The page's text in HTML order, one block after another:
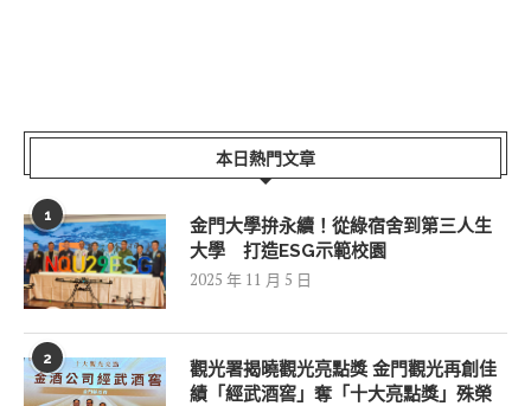
本日熱門文章
1
金門大學拚永續！從綠宿舍到第三人生
大學 打造ESG示範校園
2025 年 11 月 5 日
2
觀光署揭曉觀光亮點獎 金門觀光再創佳
績「經武酒窖」奪「十大亮點獎」殊榮